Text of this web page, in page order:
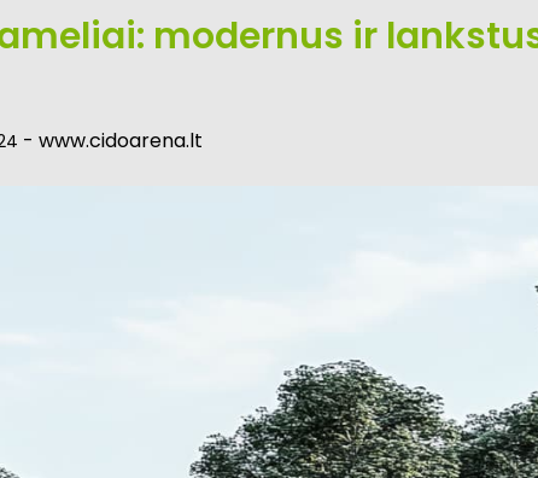
modernus ir
- www.cidoarena.lt